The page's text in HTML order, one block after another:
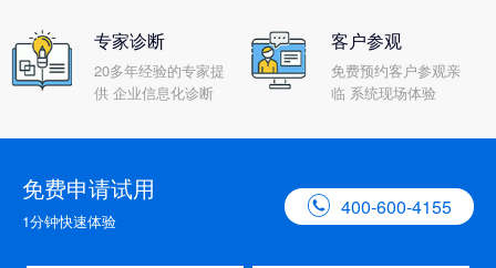
专家诊断
20多年经验的专家提
供 企业信息化诊断
客户参观
免费预约客户参观亲
临 系统现场体验
免费申请试用
1分钟快速体验
 400-600-4155